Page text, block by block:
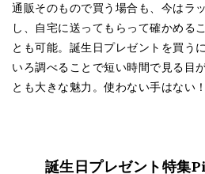
通販そのもので買う場合も、今はラ
し、自宅に送ってもらって確かめる
とも可能。誕生日プレゼントを買う
いろ調べることで短い時間で見る目
とも大きな魅力。使わない手はない
誕生日プレゼント特集